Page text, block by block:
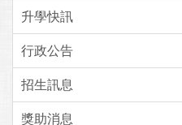
升學快訊
行政公告
招生訊息
獎助消息